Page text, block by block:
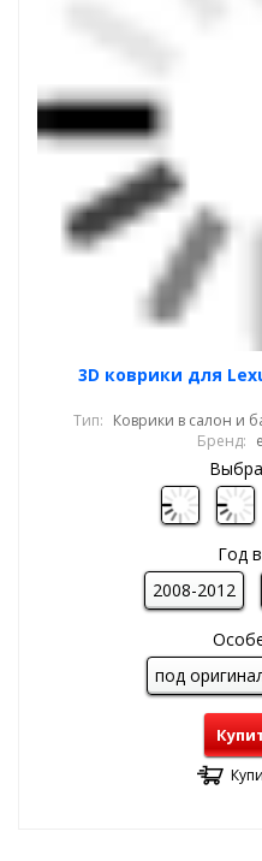
3D коврики для
Тип: Коврики в салон и
Бренд:
Год
2008-2012
под